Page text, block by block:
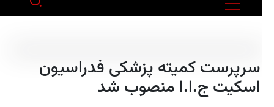
سرپرست کمیته پزشکی فدراسیون
اسکیت ج.ا.ا منصوب شد